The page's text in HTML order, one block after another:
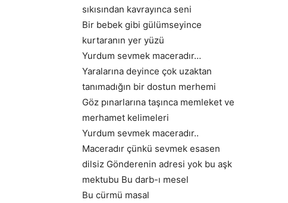
sıkısından kavrayınca seni
Bir bebek gibi gülümseyince
kurtaranın yer yüzü
Yurdum sevmek maceradır…
Yaralarına deyince çok uzaktan
tanımadığın bir dostun merhemi
Göz pınarlarına taşınca memleket ve
merhamet kelimeleri
Yurdum sevmek maceradır..
Maceradır çünkü sevmek esasen
dilsiz Gönderenin adresi yok bu aşk
mektubu Bu darb-ı mesel
Bu cürmü masal